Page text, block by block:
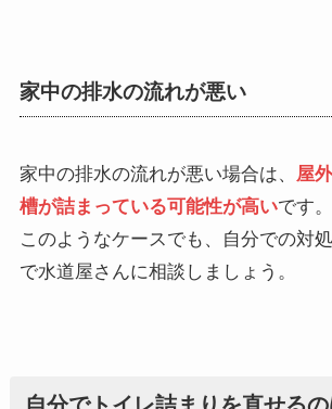
家中の排水の流れが悪い
家中の排水の流れが悪い場合は、
屋
槽が詰まっている可能性が高いです。
このようなケースでも、自分での対
で水道屋さんに相談しましょう。